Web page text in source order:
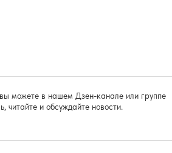
можете в нашем Дзен-канале или группе
читайте и обсуждайте новости.